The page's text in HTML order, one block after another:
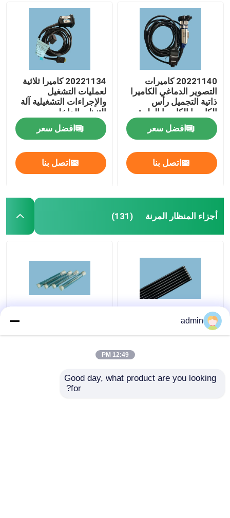
20221140 كاميرات
التصوير الدماغي الكاميرا
ذاتية التجميل رأس
الكاميرا الكاميرا الطبية
أنظمة الكاميرا
افضل سعر
اتصل بنا
20221134 كاميرا ثلاثية
لعمليات التشغيل
والإجراءات التشغيلية آلة
التنظير الداخلي
افضل سعر
اتصل بنا
أجزاء المنظار المرنة (131)
أنبوب دليل ضوئي متوافق
لمختلف الملحقات المرنة
المعدن
admin
12:49 PM
Good day, what product are you looking
for?